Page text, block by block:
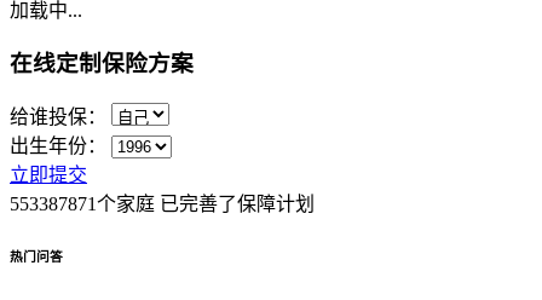
加载中...
在线定制保险方案
给谁投保：
出生年份：
立即提交
553387871个家庭 已完善了保障计划
热门问答